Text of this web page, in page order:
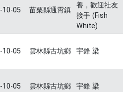
10-05 苗栗縣通霄鎮
養，歡迎社友
接手 (Fish
White)
10-05 雲林縣古坑鄉 宇鋒 梁
10-05 雲林縣古坑鄉 宇鋒 梁